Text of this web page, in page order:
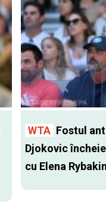
WTA Fostul
Djokovic
cu Elena